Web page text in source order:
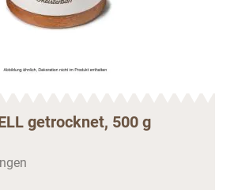
getrocknet, 500 g